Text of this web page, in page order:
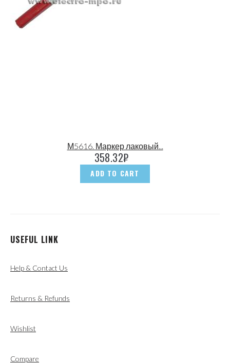
М5616. Маркер лаковый...
358.32₽
ADD TO CART
USEFUL LINK
Help & Contact Us
Returns & Refunds
Wishlist
Compare